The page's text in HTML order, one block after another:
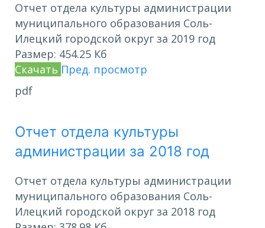
Отчет отдела культуры администрации
муниципального образования Соль-
Илецкий городской округ за 2019 год
Размер: 454.25 Кб
Скачать Пред. просмотр
pdf
Отчет отдела культуры
администрации за 2018 год
Отчет отдела культуры администрации
муниципального образования Соль-
Илецкий городской округ за 2018 год